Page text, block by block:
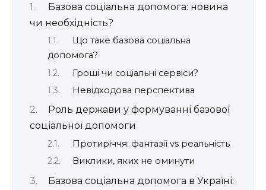
Базова соціальна допомога: новина
чи необхідність?
Що таке базова соціальна
допомога?
Гроші чи соціальні сервіси?
Невідходова перспектива
Роль держави у формуванні базової
соціальної допомоги
Протиріччя: фантазії vs реальність
Виклики, яких не оминути
Базова соціальна допомога в Україні: